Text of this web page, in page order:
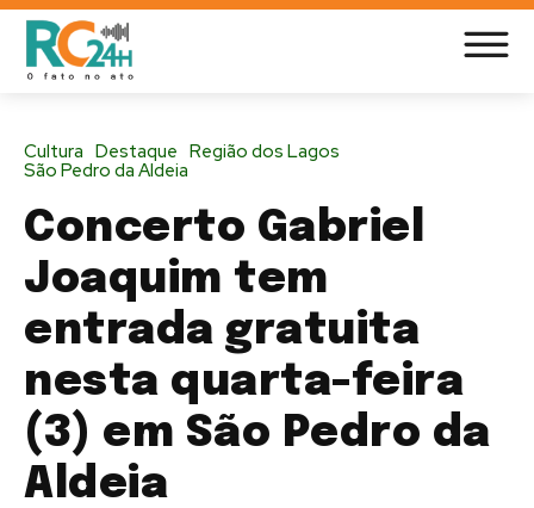
Cultura Destaque Região dos Lagos
São Pedro da Aldeia
Concerto Gabriel
Joaquim tem
entrada gratuita
nesta quarta-feira
(3) em São Pedro da
Aldeia